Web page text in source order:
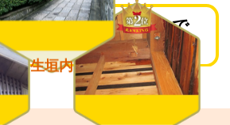
生垣内
が巣を作りやすいので
ックしておきましょう。